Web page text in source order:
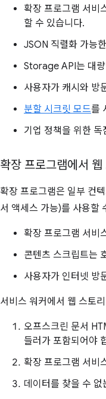
확장 프로그램 서비
할 수 있습니다.
JSON 직렬화 가능
Storage API는 대
사용자가 캐시와 방
분할 시크릿 모드를
기업 정책을 위한 독
확장 프로그램에서
확장 프로그램은 일부 컨
서 액세스 가능)를 사용할
확장 프로그램 서비
콘텐츠 스크립트는
사용자가 인터넷 방
서비스 워커에서 웹 스토
오프스크린 문서
들러가 포함되어야
확장 프로그램 서비
데이터를 찾을 수 없